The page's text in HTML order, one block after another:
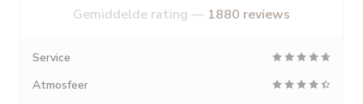
Gemiddelde rating — 1880 reviews
Service
Atmosfeer